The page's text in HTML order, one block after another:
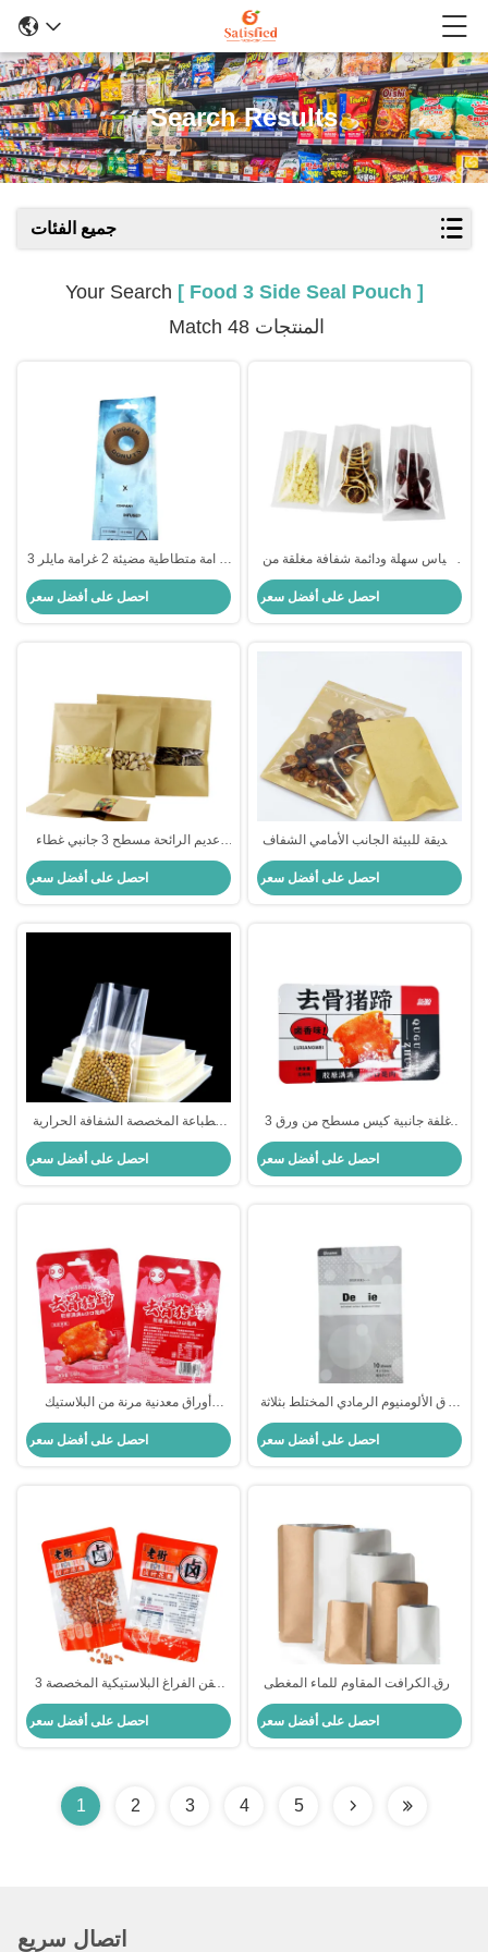
Search Results
جميع الفئات
Your Search [ Food 3 Side Seal Pouch ]
Match 48 المنتجات
غرامة متطاطية مضيئة 2 غرامة مايلر 3
غرامة جانبية مع فتحة معلقة شعار
مخصص
احصل على أفضل سعر
أكياس سهلة ودائمة شفافة مغلقة من
ثلاثة جوانب لتعبئة الأغذية
احصل على أفضل سعر
عديم الرائحة مسطح 3 جانبي غطاء
كيس مع نافذة واضحة مع سحب الزبدة
للمكسرات الغذائية الجافة
احصل على أفضل سعر
صديقة للبيئة الجانب الأمامي الشفاف
الشفاف النافذة 3 الجانب الختم
الكيس المسطح مع سحب ظهري بني
احصل على أفضل سعر
الطباعة المخصصة الشفافة الحرارية
الختم 3 الجانب مختومة الغذاء الصف
التعبئة المرنة
احصل على أفضل سعر
3 أغلفة جانبية كيس مسطح من ورق
طلاء كيس إعادة التعبئة للتعبئة اللحوم
الدجاج اللحم البقري طعام الأسماك
احصل على أفضل سعر
أوراق معدنية مرنة من البلاستيك
المصفوفة مسطحة 3 أغلفة جانبية
أكياس أغلفة كيس للتخزين من اللحوم
احصل على أفضل سعر
ورق الألومنيوم الرمادي المختلط بثلاثة
جوانب مغلقة كيس مسطح مع سحب
احصل على أفضل سعر
حقن الفراغ البلاستيكية المخصصة 3
جانبي أغلفة أكياس مع خندق الدموع
للفول السوداني وجبات خفيفة الغذاء
الجاف التعبئة
احصل على أفضل سعر
ورق الكرافت المقاوم للماء المغطى
بألومنيوم
احصل على أفضل سعر
1 2 3 4 5
اتصال سريع